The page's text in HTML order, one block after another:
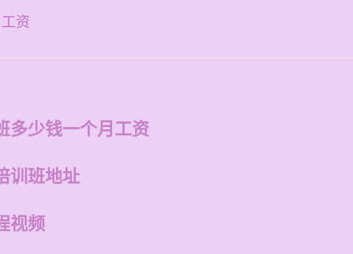
资
多少钱一个月工资
训班地址
视频